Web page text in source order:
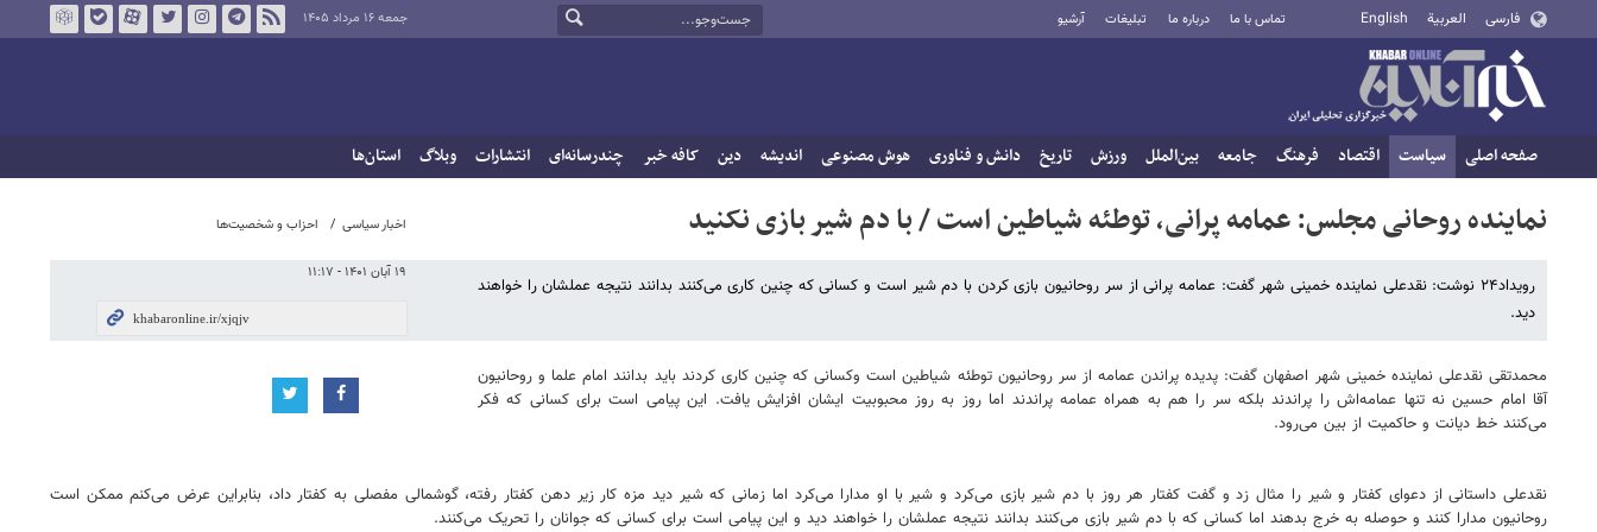
فارسی العربية English تماس با ما درباره ما تبلیغات آرشیو جمعه ۱۶ مرداد ۱۴۰۵
صفحه اصلی سیاست اقتصاد فرهنگ جامعه بین‌الملل ورزش تاریخ دانش و فناوری هوش مصنوعی اندیشه دین کافه خبر چندرسانه‌ای انتشارات وبلاگ استان‌ها
اخبار سیاسی احزاب و شخصیت‌ها
۱۹ آبان ۱۴۰۱ - ۱۱:۱۷
نماینده روحانی مجلس: عمامه پرانی، توطئه شیاطین است / با دم شیر بازی نکنید
رویداد۲۴ نوشت: نقدعلی نماینده خمینی شهر گفت: عمامه پرانی از سر روحانیون بازی کردن با دم شیر است و کسانی که چنین کاری می‌کنند بدانند نتیجه عملشان را خواهند
دید.
محمدتقی نقدعلی نماینده خمینی شهر اصفهان گفت: پدیده پراندن عمامه از سر روحانیون توطئه شیاطین است وکسانی که چنین کاری کردند باید بدانند امام علما و روحانیون
آقا امام حسین نه تنها عمامه‌اش را پراندند بلکه سر را هم به همراه عمامه پراندند اما روز به روز محبوبیت ایشان افزایش یافت. این پیامی است برای کسانی که فکر
می‌کنند خط دیانت و حاکمیت از بین می‌رود.
نقدعلی داستانی از دعوای کفتار و شیر را مثال زد و گفت کفتار هر روز با دم شیر بازی می‌کرد و شیر با او مدارا می‌کرد اما زمانی که شیر دید مزه کار زیر دهن کفتار رفته، گوشمالی مفصلی به کفتار داد، بنابراین عرض می‌کنم ممکن است
روحانیون مدارا کنند و حوصله به خرج بدهند اما کسانی که با دم شیر بازی می‌کنند بدانند نتیجه عملشان را خواهند دید و این پیامی است برای کسانی که جوانان را تحریک می‌کنند.